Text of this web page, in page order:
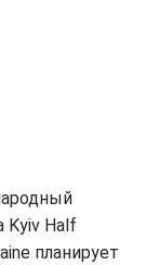
Kyiv Half
планирует